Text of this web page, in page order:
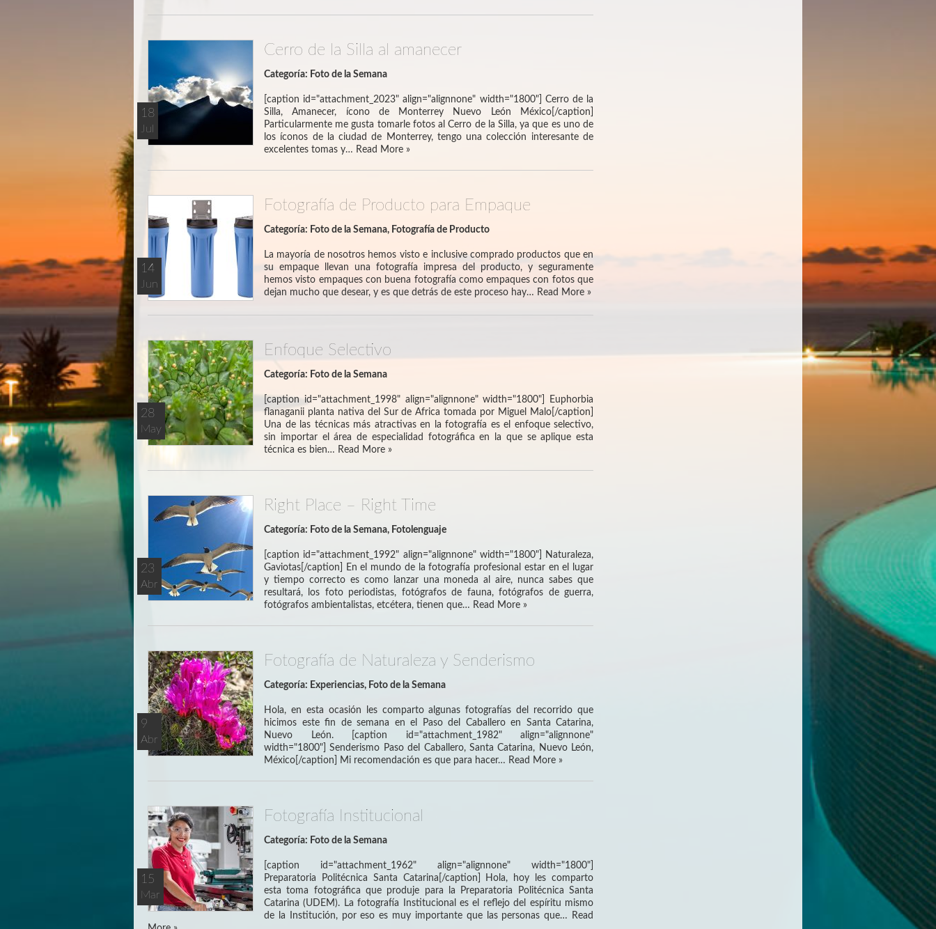
18
Jul
Cerro de la Silla al amanecer
Categoría: Foto de la Semana
[caption id="attachment_2023" align="alignnone" width="1800"] Cerro de la
Silla, Amanecer, ícono de Monterrey Nuevo León México[/caption]
Particularmente me gusta tomarle fotos al Cerro de la Silla, ya que es uno de
los íconos de la ciudad de Monterrey, tengo una colección interesante de
excelentes tomas y… Read More »
14
Jun
Fotografía de Producto para Empaque
Categoría: Foto de la Semana, Fotografía de Producto
La mayoría de nosotros hemos visto e inclusive comprado productos que en
su empaque llevan una fotografía impresa del producto, y seguramente
hemos visto empaques con buena fotografía como empaques con fotos que
dejan mucho que desear, y es que detrás de este proceso hay… Read More »
28
May
Enfoque Selectivo
Categoría: Foto de la Semana
[caption id="attachment_1998" align="alignnone" width="1800"] Euphorbia
flanaganii planta nativa del Sur de Africa tomada por Miguel Malo[/caption]
Una de las técnicas más atractivas en la fotografía es el enfoque selectivo,
sin importar el área de especialidad fotográfica en la que se aplique esta
técnica es bien… Read More »
23
Abr
Right Place – Right Time
Categoría: Foto de la Semana, Fotolenguaje
[caption id="attachment_1992" align="alignnone" width="1800"] Naturaleza,
Gaviotas[/caption] En el mundo de la fotografía profesional estar en el lugar
y tiempo correcto es como lanzar una moneda al aire, nunca sabes que
resultará, los foto periodistas, fotógrafos de fauna, fotógrafos de guerra,
fotógrafos ambientalistas, etcétera, tienen que… Read More »
9
Abr
Fotografía de Naturaleza y Senderismo
Categoría: Experiencias, Foto de la Semana
Hola, en esta ocasión les comparto algunas fotografías del recorrido que
hicimos este fin de semana en el Paso del Caballero en Santa Catarina,
Nuevo León. [caption id="attachment_1982" align="alignnone"
width="1800"] Senderismo Paso del Caballero, Santa Catarina, Nuevo León,
México[/caption] Mi recomendación es que para hacer… Read More »
15
Mar
Fotografía Institucional
Categoría: Foto de la Semana
[caption id="attachment_1962" align="alignnone" width="1800"]
Preparatoria Politécnica Santa Catarina[/caption] Hola, hoy les comparto
esta toma fotográfica que produje para la Preparatoria Politécnica Santa
Catarina (UDEM). La fotografía Institucional es el reflejo del espíritu mismo
de la Institución, por eso es muy importante que las personas que…
Read